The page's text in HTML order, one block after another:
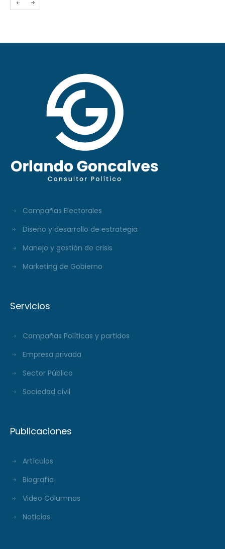
Campañas Electorales
Diseño y desarrollo de estrategia
Manejo y gestión de crisis
Marketing de Gobierno
Servicios
Campañas Políticas y partidos
Empresa privada
Sector Público
Sociedad civil
Publicaciones
Artículos
Biografía
Video Columnas
Noticias